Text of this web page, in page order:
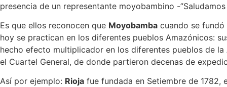
presencia de un representante moyobambino -
Es que ellos reconocen que Moyobamba cuando se
hoy se practican en los diferentes pueblos Amazónicos:
hecho efecto multiplicador en los diferentes pueblos de la
el Cuartel General, de donde partieron decenas de
Así por ejemplo: Rioja fue fundada en Setiembre de 1782,